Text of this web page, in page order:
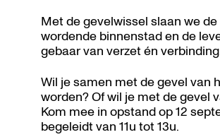
Met de gevelwissel slaan we
wordende binnenstad en de
gebaar van verzet én
Wil je samen met de gevel van
worden? Of wil je met de gevel
Kom mee in opstand op 12
begeleidt van 11u tot 13u.